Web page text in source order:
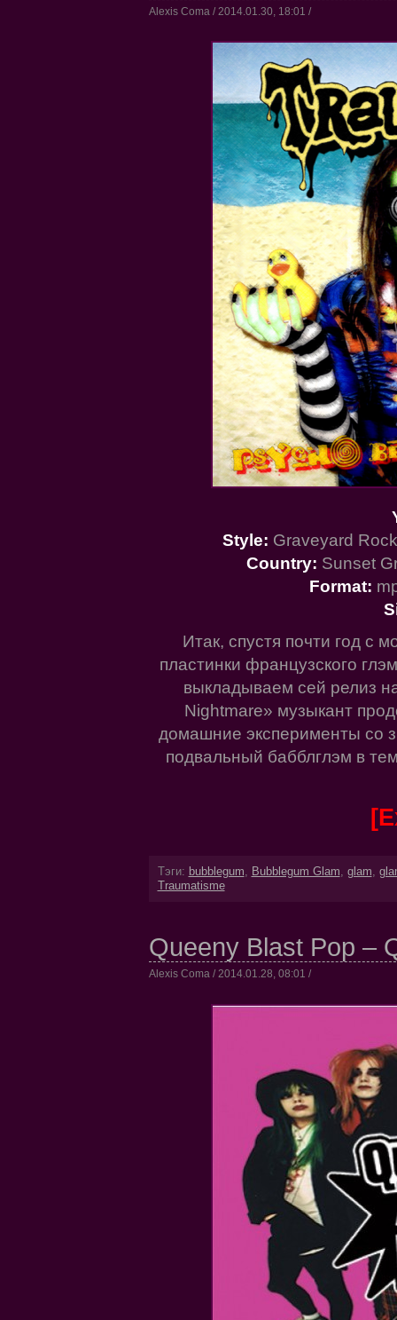
Alexis Coma / 2014.01.30, 18:01 /
Style: Graveyard
Country: Sunset
Format:
Итак, спустя почти год с
пластинки французского
выкладываем сей релиз
Nightmare» музыкант
домашние эксперименты со
подвальный бабблглэм в
Тэги: bubblegum Bubblegum Glam glam
Traumatisme
Queeny Blast Pop –
Alexis Coma / 2014.01.28, 08:01 /